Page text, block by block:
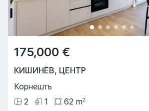
175,000 €
КИШИНЁВ, ЦЕНТР
Корнешть
2
1 62 m2